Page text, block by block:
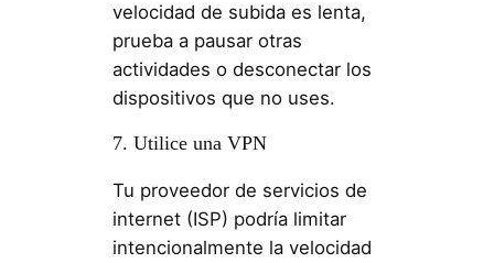
velocidad de subida es lenta,
prueba a pausar otras
actividades o desconectar los
dispositivos que no uses.
7. Utilice una VPN
Tu proveedor de servicios de
internet (ISP) podría limitar
intencionalmente la velocidad